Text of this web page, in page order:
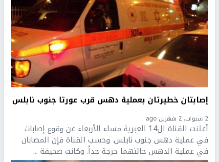
إصابتان خطيرتان بعملية دهس قرب عورتا جنوب نابلس
2 سنوات، 2 شهرين ago
أعلنت القناة ال14 العبرية مساء الأربعاء عن وقوع إصابات
في عملية دهس جنوب نابلس. وحسب القناة فإن المصابان
في عملية الدهس حالتهما حرجة جداً. وكانت صحيفة ...